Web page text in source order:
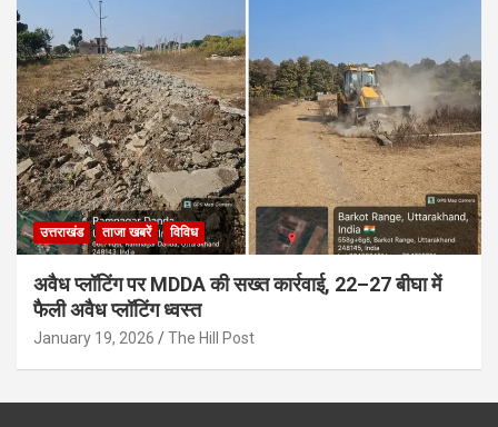
उत्तराखंड ताजा खबरें विविध
अवैध प्लॉटिंग पर MDDA की सख्त कार्रवाई, 22–27 बीघा में
फैली अवैध प्लॉटिंग ध्वस्त
January 19, 2026 The Hill Post